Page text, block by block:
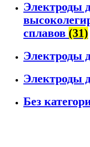
Электроды
сплавов (31)
Электроды
Электроды
Без